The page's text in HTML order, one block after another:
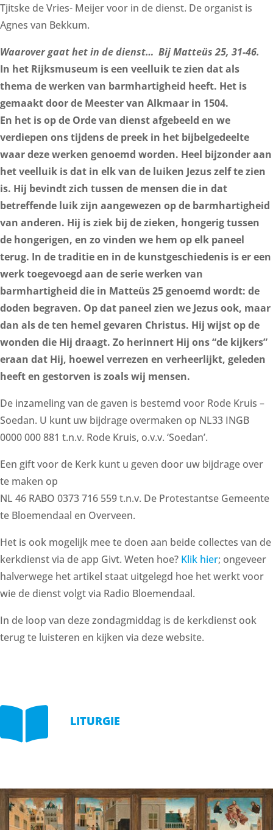
Tjitske de Vries- Meijer voor in de dienst. De organist is
Agnes van Bekkum.
Waarover gaat het in de dienst… Bij Matteüs 25, 31-46.
In het Rijksmuseum is een veelluik te zien dat als
thema de werken van barmhartigheid heeft. Het is
gemaakt door de Meester van Alkmaar in 1504.
En het is op de Orde van dienst afgebeeld en we
verdiepen ons tijdens de preek in het bijbelgedeelte
waar deze werken genoemd worden. Heel bijzonder aan
het veelluik is dat in elk van de luiken Jezus zelf te zien
is. Hij bevindt zich tussen de mensen die in dat
betreffende luik zijn aangewezen op de barmhartigheid
van anderen. Hij is ziek bij de zieken, hongerig tussen
de hongerigen, en zo vinden we hem op elk paneel
terug. In de traditie en in de kunstgeschiedenis is er een
werk toegevoegd aan de serie werken van
barmhartigheid die in Matteüs 25 genoemd wordt: de
doden begraven. Op dat paneel zien we Jezus ook, maar
dan als de ten hemel gevaren Christus. Hij wijst op de
wonden die Hij draagt. Zo herinnert Hij ons “de kijkers”
eraan dat Hij, hoewel verrezen en verheerlijkt, geleden
heeft en gestorven is zoals wij mensen.
De inzameling van de gaven is bestemd voor Rode Kruis –
Soedan. U kunt uw bijdrage overmaken op NL33 INGB
0000 000 881 t.n.v. Rode Kruis, o.v.v. ‘Soedan’.
Een gift voor de Kerk kunt u geven door uw bijdrage over
te maken op
NL 46 RABO 0373 716 559 t.n.v. De Protestantse Gemeente
te Bloemendaal en Overveen.
Het is ook mogelijk mee te doen aan beide collectes van de
kerkdienst via de app Givt. Weten hoe? Klik hier; ongeveer
halverwege het artikel staat uitgelegd hoe het werkt voor
wie de dienst volgt via Radio Bloemendaal.
In de loop van deze zondagmiddag is de kerkdienst ook
terug te luisteren en kijken via deze website.
 LITURGIE